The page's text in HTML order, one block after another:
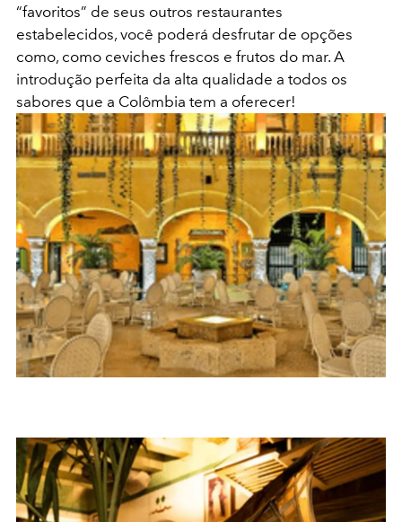
“favoritos” de seus outros restaurantes
estabelecidos, você poderá desfrutar de opções
como, como ceviches frescos e frutos do mar. A
introdução perfeita da alta qualidade a todos os
sabores que a Colômbia tem a oferecer!